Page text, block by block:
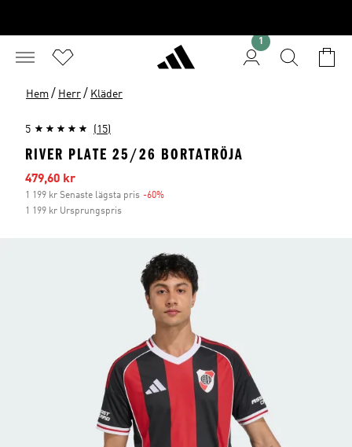
Hem / Herr / Kläder
5 (15)
RIVER PLATE 25/26 BORTATRÖJA
Reapris
479,60 kr
1 199 kr Senaste lägsta pris -60%
1 199 kr Ursprungspris